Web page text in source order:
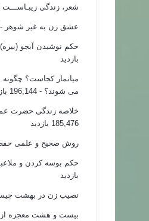
شعر، زندگی زیبـاســـت
عشق زن به غیر شوهر - 280,264 بازدید
حکم نوشیدن آبجو
بازدید
میانمار کجاست؟
می شوند؟ - 196,144 بازدید
خلاصه زندگی حضرت
185,476 بازدید
روش صحیح و علمی
حکم بوسه کردن و
بازدید
نصیب زن در بهشت
بیست و هشت معجزه